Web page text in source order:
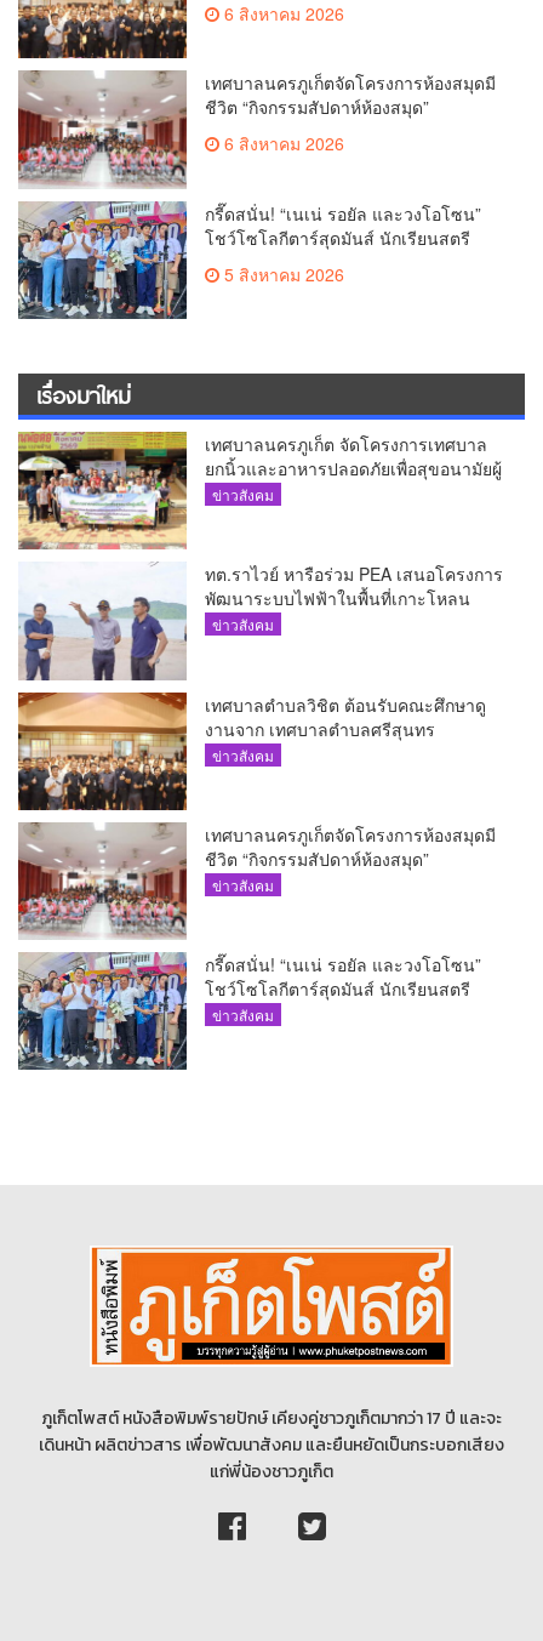
6 สิงหาคม 2026
เทศบาลนครภูเก็ตจัดโครงการห้องสมุดมี
ชีวิต “กิจกรรมสัปดาห์ห้องสมุด”
6 สิงหาคม 2026
กรี๊ดสนั่น! “เนเน่ รอยัล และวงโอโซน”
โชว์โซโลกีตาร์สุดมันส์ นักเรียนสตรี
5 สิงหาคม 2026
เรื่องมาใหม่
เทศบาลนครภูเก็ต จัดโครงการเทศบาล
ยกนิ้วและอาหารปลอดภัยเพื่อสุขอนามัยผู้
บริโภค
ข่าวสังคม
ทต.ราไวย์ หารือร่วม PEA เสนอโครงการ
พัฒนาระบบไฟฟ้าในพื้นที่เกาะโหลน
ข่าวสังคม
เทศบาลตำบลวิชิต ต้อนรับคณะศึกษาดู
งานจาก เทศบาลตำบลศรีสุนทร
ข่าวสังคม
เทศบาลนครภูเก็ตจัดโครงการห้องสมุดมี
ชีวิต “กิจกรรมสัปดาห์ห้องสมุด”
ข่าวสังคม
กรี๊ดสนั่น! “เนเน่ รอยัล และวงโอโซน”
โชว์โซโลกีตาร์สุดมันส์ นักเรียนสตรี
ภูเก็ตนั่งไม่ติด ทั้งเต้น-ร้อง
ข่าวสังคม
ภูเก็ตโพสต์ หนังสือพิมพ์รายปักษ์ เคียงคู่ชาวภูเก็ตมากว่า 17 ปี และจะ
เดินหน้า ผลิตข่าวสาร เพื่อพัฒนาสังคม และยืนหยัดเป็นกระบอกเสียง
แก่พี่น้องชาวภูเก็ต